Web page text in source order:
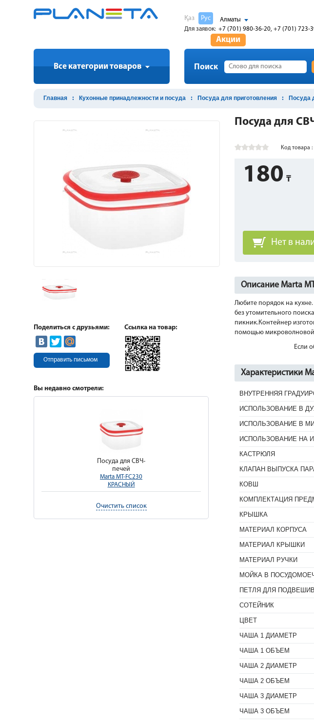
Қаз Рус
Алматы
Для заявок: +7 (701) 980-36-20, +7 (701) 723-
Акции
Все категории товаров Поиск
Главная Кухонные принадлежности и посуда Посуда для приготовления Посуда
Поделиться с друзьями:
Отправить письмом
Ссылка на товар:
Вы недавно смотрели:
Посуда для СВЧ-
печей
Marta MT-FC230
КРАСНЫЙ
Очистить список
Посуда для
Код товара :
180
Нет в
Описание Marta
Любите порядок на
без утомительного
пикник.Контейнер
помощью микроволновой
Если
Характеристики
ВНУТРЕННЯЯ
ИСПОЛЬЗОВАНИЕ В
ИСПОЛЬЗОВАНИЕ В
ИСПОЛЬЗОВАНИЕ НА
КАСТРЮЛЯ
КЛАПАН ВЫПУСКА
КОВШ
КОМПЛЕКТАЦИЯ
КРЫШКА
МАТЕРИАЛ КОРПУСА
МАТЕРИАЛ КРЫШКИ
МАТЕРИАЛ РУЧКИ
МОЙКА В
ПЕТЛЯ ДЛЯ
СОТЕЙНИК
ЦВЕТ
ЧАША 1 ДИАМЕТР
ЧАША 1 ОБЪЕМ
ЧАША 2 ДИАМЕТР
ЧАША 2 ОБЪЕМ
ЧАША 3 ДИАМЕТР
ЧАША 3 ОБЪЕМ